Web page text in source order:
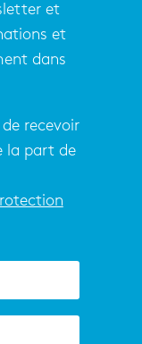
et
et
dans
recevoir
la part de